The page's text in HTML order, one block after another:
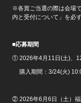
※各賞ご当選の際は会場
内と受付について」を必
■応募期間
① 2026年4月11日(土)、
購入期間：3/24(火)
② 2026年6月6日（土）